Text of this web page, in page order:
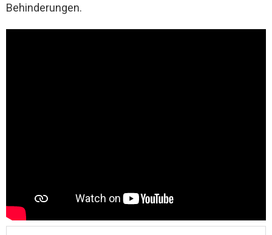
Behinderungen.